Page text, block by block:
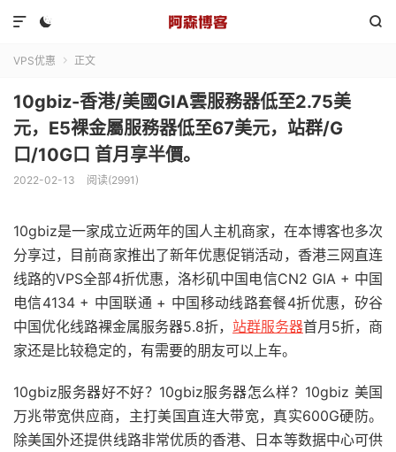
 

VPS优惠  正文
10gbiz-香港/美國GIA雲服務器低至2.75美
元，E5裸金屬服務器低至67美元，站群/G
口/10G口 首月享半價。
2022-02-13 阅读(2991)
10gbiz是一家成立近两年的国人主机商家，在本博客也多次
分享过，目前商家推出了新年优惠促销活动，香港三网直连
线路的VPS全部4折优惠，洛杉矶中国电信CN2 GIA + 中国
电信4134 + 中国联通 + 中国移动线路套餐4折优惠，矽谷
中国优化线路裸金属服务器5.8折， 站群服务器首月5折，商
家还是比较稳定的，有需要的朋友可以上车。
10gbiz服务器好不好？10gbiz服务器怎么样？10gbiz 美国
万兆带宽供应商，主打美国直连大带宽，真实600G硬防。
除美国外还提供线路非常优质的香港、日本等数据中心可供